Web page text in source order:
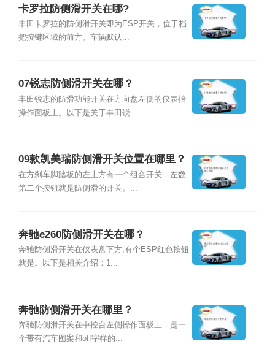
卡罗拉防侧滑开关在哪?
丰田卡罗拉的防侧滑开关即为ESP开关，位于档
把按键区域的前方。车辆默认...
07锐志防侧滑开关在哪？
丰田锐志的防滑功能开关在方向盘左侧的仪表抬
操作面板上。以下是关于丰田锐...
09款凯美瑞防侧滑开关位置在哪里？
在方刹车脚踏板的左上方有一个组合开关，左数
第二个按钮就是防侧滑的开关。...
奔驰e260防侧滑开关在哪？
奔驰防侧滑开关在仪表盘下方,有个ESP红色按钮
就是。以下是相关介绍：1...
奔驰防侧滑开关在哪里？
奔驰防侧滑开关在中控台左侧操作面板上，是一
个带有汽车图案和off字样的...